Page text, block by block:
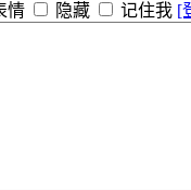
情 隐藏 记住我 [